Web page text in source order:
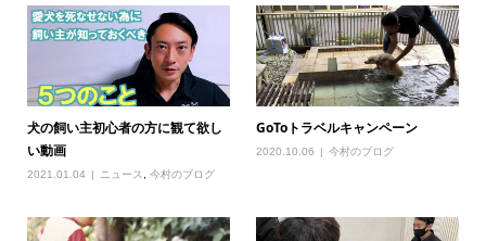
犬の飼い主初心者の方に観て欲し
い動画
2021.01.04 ニュース 今村のブログ
GoToトラベルキャンペーン
2020.10.06 今村のブログ